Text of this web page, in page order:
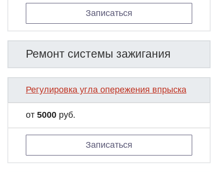
Записаться
Ремонт системы зажигания
Регулировка угла опережения впрыска
от 5000 руб.
Записаться